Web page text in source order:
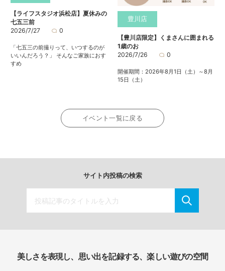
【ライフスタジオ浜松店】夏休みの
七五三前
2026/7/27
0
「七五三の前撮りって、いつするのが
いいんだろう？」 そんなご家族におす
すめ
豊川店
【豊川店限定】くまさんに囲まれる
1歳のお
2026/7/26
0
開催期間：2026年8月1日（土）～8月
15日（土）
イベント一覧に戻る
サイト内投稿の検索
美しさを表現し、思い出を記録する、楽しい遊びの空間